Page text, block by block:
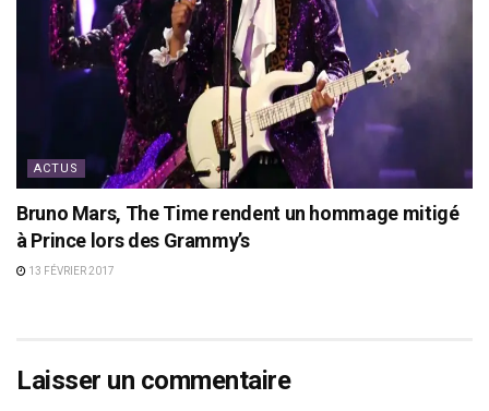
ACTUS
Bruno Mars, The Time rendent un hommage mitigé
à Prince lors des Grammy’s
13 FÉVRIER 2017
Laisser un commentaire